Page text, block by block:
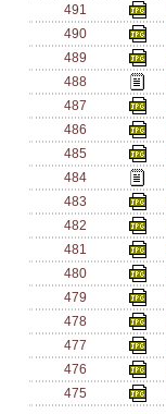
491
490
489
488
487
486
485
484
483
482
481
480
479
478
477
476
475